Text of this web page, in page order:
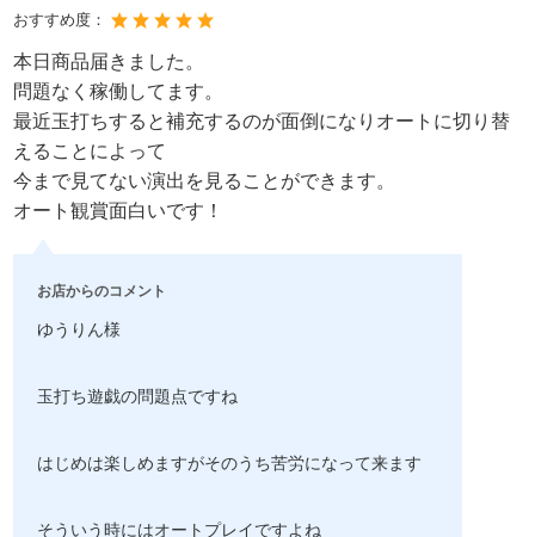
おすすめ度：
本日商品届きました。
問題なく稼働してます。
最近玉打ちすると補充するのが面倒になりオートに切り替
えることによって
今まで見てない演出を見ることができます。
オート観賞面白いです！
お店からのコメント
ゆうりん様
玉打ち遊戯の問題点ですね
はじめは楽しめますがそのうち苦労になって来ます
そういう時にはオートプレイですよね